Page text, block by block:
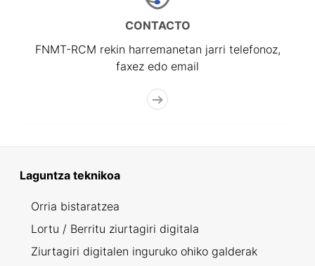
CONTACTO
FNMT-RCM rekin harremanetan jarri telefonoz,
faxez edo email
Laguntza teknikoa
Orria bistaratzea
Lortu / Berritu ziurtagiri digitala
Ziurtagiri digitalen inguruko ohiko galderak